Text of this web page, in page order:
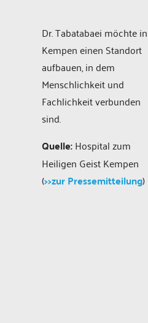
Dr. Tabatabaei möchte in
Kempen einen Standort
aufbauen, in dem
Menschlichkeit und
Fachlichkeit verbunden
sind.
Quelle:Hospital zum
Heiligen Geist Kempen
(>>zur Pressemitteilung)